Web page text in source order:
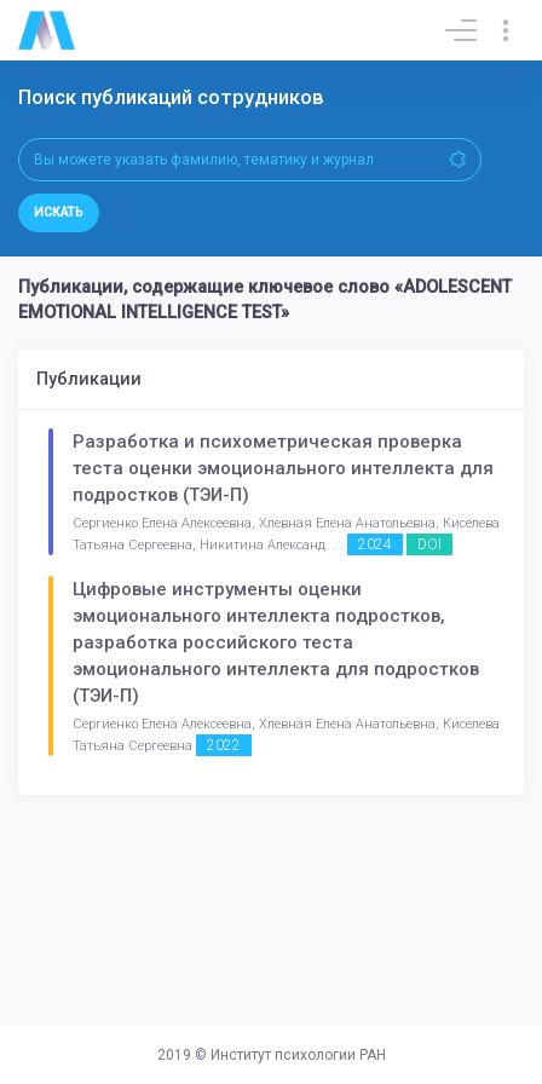
Поиск публикаций сотрудников
ИСКАТЬ
Публикации, содержащие ключевое слово «ADOLESCENT
EMOTIONAL INTELLIGENCE TEST»
Публикации
Разработка и психометрическая проверка
теста оценки эмоционального интеллекта для
подростков (ТЭИ-П)
Сергиенко Елена Алексеевна, Хлевная Елена Анатольевна, Киселева
Татьяна Сергеевна, Никитина Александ. . .
2024 DOI
Цифровые инструменты оценки
эмоционального интеллекта подростков,
разработка российского теста
эмоционального интеллекта для подростков
(ТЭИ-П)
Сергиенко Елена Алексеевна, Хлевная Елена Анатольевна, Киселева
Татьяна Сергеевна
2022
2019 © Институт психологии РАН